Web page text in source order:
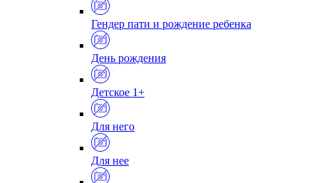
Гендер пати и рождение ребенка
День рождения
Детское 1+
Для него
Для нее